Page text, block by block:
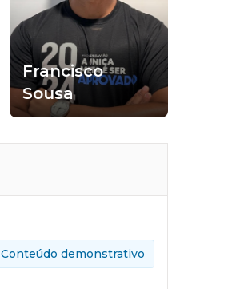
Francisco
Sousa
Conteúdo demonstrativo